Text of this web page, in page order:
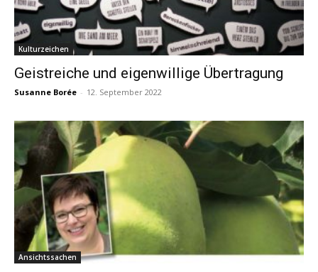
Kulturzeichen
Geistreiche und eigenwillige Übertragung
Susanne Borée - 12. September 2022
Ansichtssachen